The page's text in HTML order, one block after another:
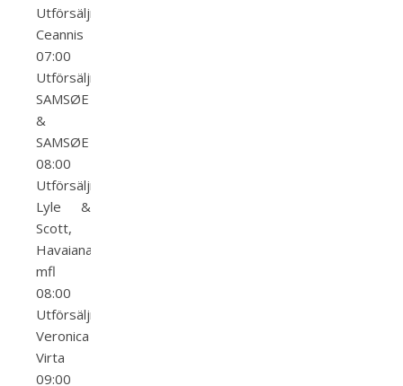
Utförsäljning
Ceannis
07:00
Utförsäljning
SAMSØE
&
SAMSØE
08:00
Utförsäljning
Lyle &
Scott,
Havaianas
mfl
08:00
Utförsäljning
Veronica
Virta
09:00